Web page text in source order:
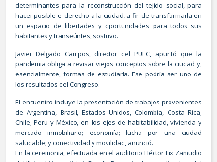
determinantes para la reconstrucción del tejido social, para
hacer posible el derecho a la ciudad, a fin de transformarla en
un espacio de libertades y oportunidades para todos sus
habitantes y transeúntes, sostuvo.
Javier Delgado Campos, director del PUEC, apuntó que la
pandemia obliga a revisar viejos conceptos sobre la ciudad y,
esencialmente, formas de estudiarla. Ese podría ser uno de
los resultados del Congreso.
El encuentro incluye la presentación de trabajos provenientes
de Argentina, Brasil, Estados Unidos, Colombia, Costa Rica,
Chile, Perú y México, en los ejes de habitabilidad, vivienda y
mercado inmobiliario; economía; lucha por una ciudad
saludable; y conectividad y movilidad, anunció.
En la ceremonia, efectuada en el auditorio Héctor Fix Zamudio